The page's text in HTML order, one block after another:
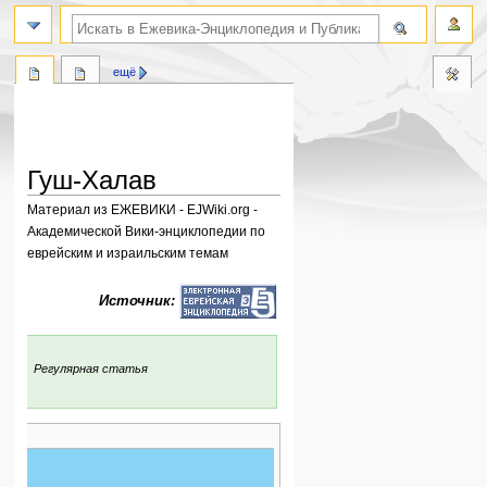
Гуш-Халав
Материал из ЕЖЕВИКИ - EJWiki.org -
Академической Вики-энциклопедии по
еврейским и израильским темам
Источник:
Регулярная статья
ещё
поиск по словам